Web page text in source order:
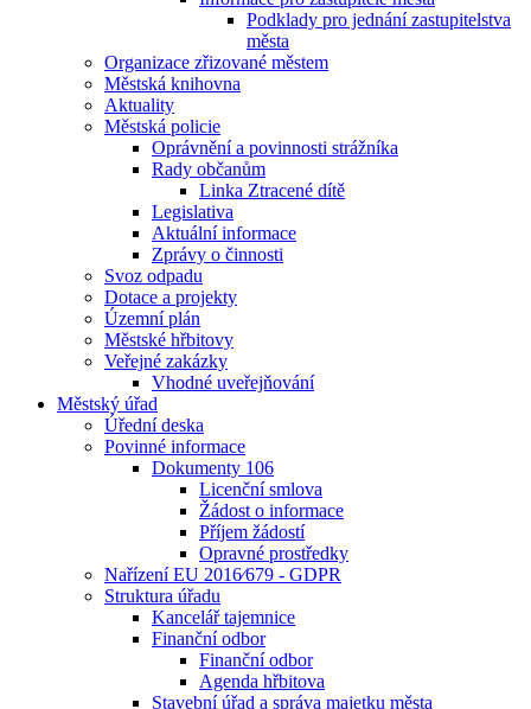
Podklady pro jednání zastupitelstva
města
Organizace zřizované městem
Městská knihovna
Aktuality
Městská policie
Oprávnění a povinnosti strážníka
Rady občanům
Linka Ztracené dítě
Legislativa
Aktuální informace
Zprávy o činnosti
Svoz odpadu
Dotace a projekty
Územní plán
Městské hřbitovy
Veřejné zakázky
Vhodné uveřejňování
Městský úřad
Úřední deska
Povinné informace
Dokumenty 106
Licenční smlova
Žádost o informace
Příjem žádostí
Opravné prostředky
Nařízení EU 2016⁄679 - GDPR
Struktura úřadu
Kancelář tajemnice
Finanční odbor
Finanční odbor
Agenda hřbitova
Stavební úřad a správa majetku města